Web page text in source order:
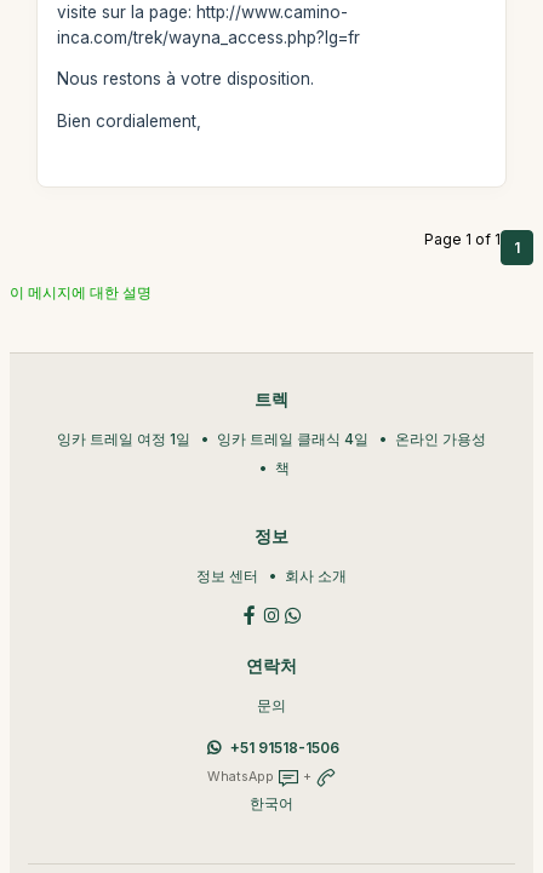
visite sur la page: http://www.camino-
inca.com/trek/wayna_access.php?lg=fr
Nous restons à votre disposition.
Bien cordialement,
Page 1 of 1 1
이 메시지에 대한 설명
트렉
잉카 트레일 여정 1일 잉카 트레일 클래식 4일
온라인 가용성
책
정보
정보 센터 회사 소개
연락처
문의
+51 91518-1506
WhatsApp +
한국어